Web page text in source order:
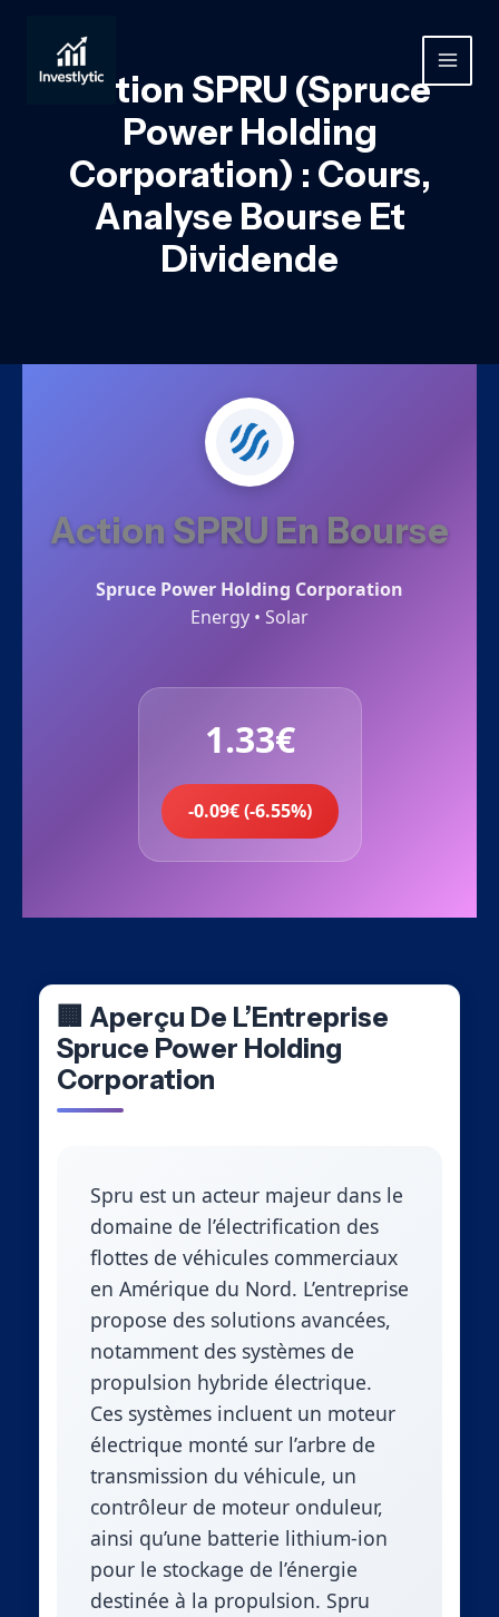
contenu
MAIN
Action SPRU (Spruce
Power Holding
Corporation) : Cours,
Analyse Bourse Et
Dividende
Action SPRU En Bourse
Spruce Power Holding Corporation
Energy • Solar
1.33€
-0.09€ (-6.55%)
🏢 Aperçu De L’Entreprise
Spruce Power Holding
Corporation
Spru est un acteur majeur dans le
domaine de l’électrification des
flottes de véhicules commerciaux
en Amérique du Nord. L’entreprise
propose des solutions avancées,
notamment des systèmes de
propulsion hybride électrique.
Ces systèmes incluent un moteur
électrique monté sur l’arbre de
transmission du véhicule, un
contrôleur de moteur onduleur,
ainsi qu’une batterie lithium-ion
pour le stockage de l’énergie
destinée à la propulsion. Spru